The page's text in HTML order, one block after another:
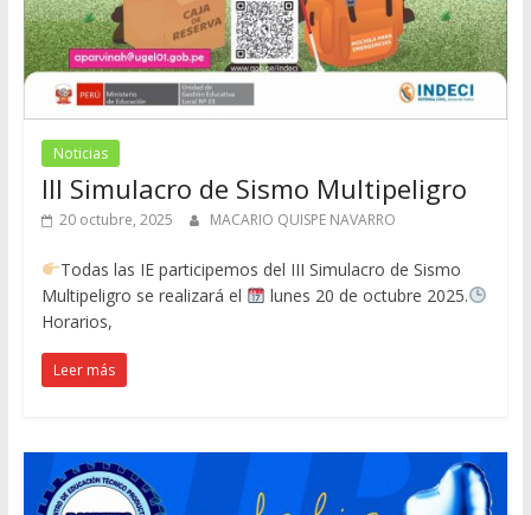
Noticias
III Simulacro de Sismo Multipeligro
20 octubre, 2025 MACARIO QUISPE NAVARRO
Todas las IE participemos del III Simulacro de Sismo
Multipeligro se realizará el
lunes 20 de octubre 2025.
Horarios,
Leer más